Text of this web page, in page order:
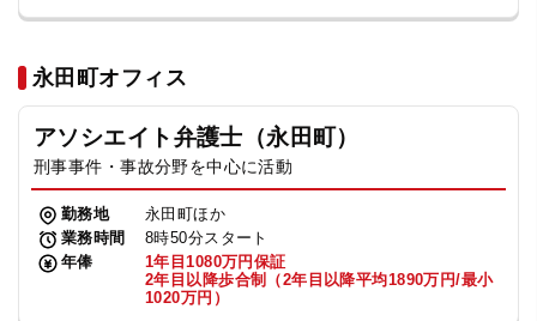
永田町オフィス
アソシエイト弁護士（永田町）
刑事事件・事故分野を中心に活動
勤務地
永田町ほか
業務時間
8時50分スタート
年俸
1年目1080万円保証
2年目以降歩合制（2年目以降平均1890万円/最小
1020万円）